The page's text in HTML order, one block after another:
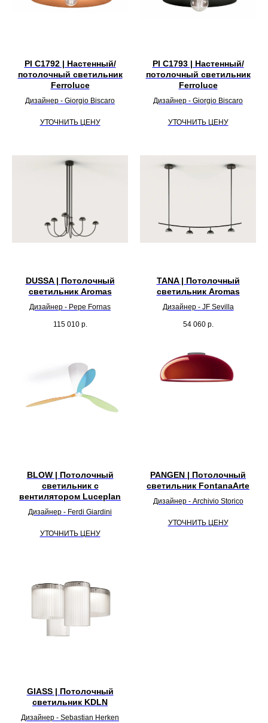
PI C1792 | Настенный/
потолочный светильник
Ferroluce
Дизайнер - Giorgio Biscaro
УТОЧНИТЬ ЦЕНУ
PI C1793 | Настенный/
потолочный светильник
Ferroluce
Дизайнер - Giorgio Biscaro
УТОЧНИТЬ ЦЕНУ
DUSSA | Потолочный
светильник Aromas
Дизайнер - Pepe Fornas
115 010 р.
TANA | Потолочный
светильник Aromas
Дизайнер - JF Sevilla
54 060 р.
BLOW | Потолочный
светильник с
вентилятором Luceplan
Дизайнер - Ferdi Giardini
УТОЧНИТЬ ЦЕНУ
PANGEN | Потолочный
светильник FontanaArte
Дизайнер - Archivio Storico
УТОЧНИТЬ ЦЕНУ
GIASS | Потолочный
светильник KDLN
Дизайнер - Sebastian Herken